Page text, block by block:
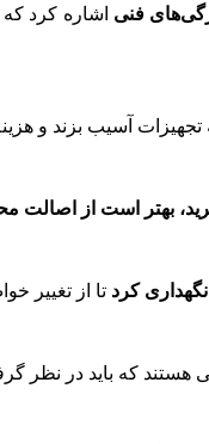
فنی اشاره کرد
آسیب بزند و
بهتر است از اصالت
کرد تا از تغییر
هستند که باید در نظر